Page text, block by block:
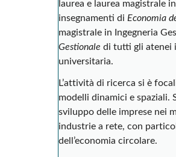
laurea e laurea magistrale
insegnamenti di Economia
magistrale in Ingegneria
Gestionale di tutti gli atenei
universitaria.
L’attività di ricerca si è
modelli dinamici e spaziali.
sviluppo delle imprese nei
industrie a rete, con
dell’economia circolare.